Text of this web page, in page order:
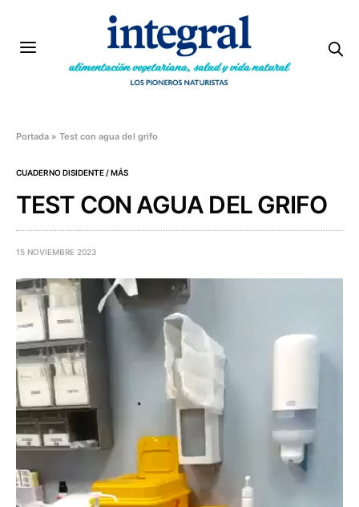
Portada »Test con agua del grifo
CUADERNO DISIDENTE / MÁS
TEST CON AGUA DEL GRIFO
15 NOVIEMBRE 2023